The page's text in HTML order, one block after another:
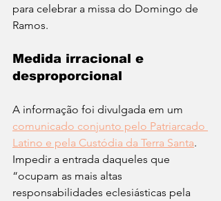
para celebrar a missa do Domingo de
Ramos.
Medida irracional e
desproporcional
A informação foi divulgada em um
comunicado conjunto pelo Patriarcado
Latino e pela Custódia da Terra Santa.
Impedir a entrada daqueles que
“ocupam as mais altas
responsabilidades eclesiásticas pela